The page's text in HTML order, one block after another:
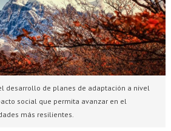
desarrollo de planes de adaptación a nivel
social que permita avanzar en el
más resilientes.